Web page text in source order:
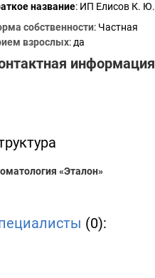
название: ИП Елисов К. Ю.
собственности: Частная
взрослых: да
информация
«Эталон»
(0):